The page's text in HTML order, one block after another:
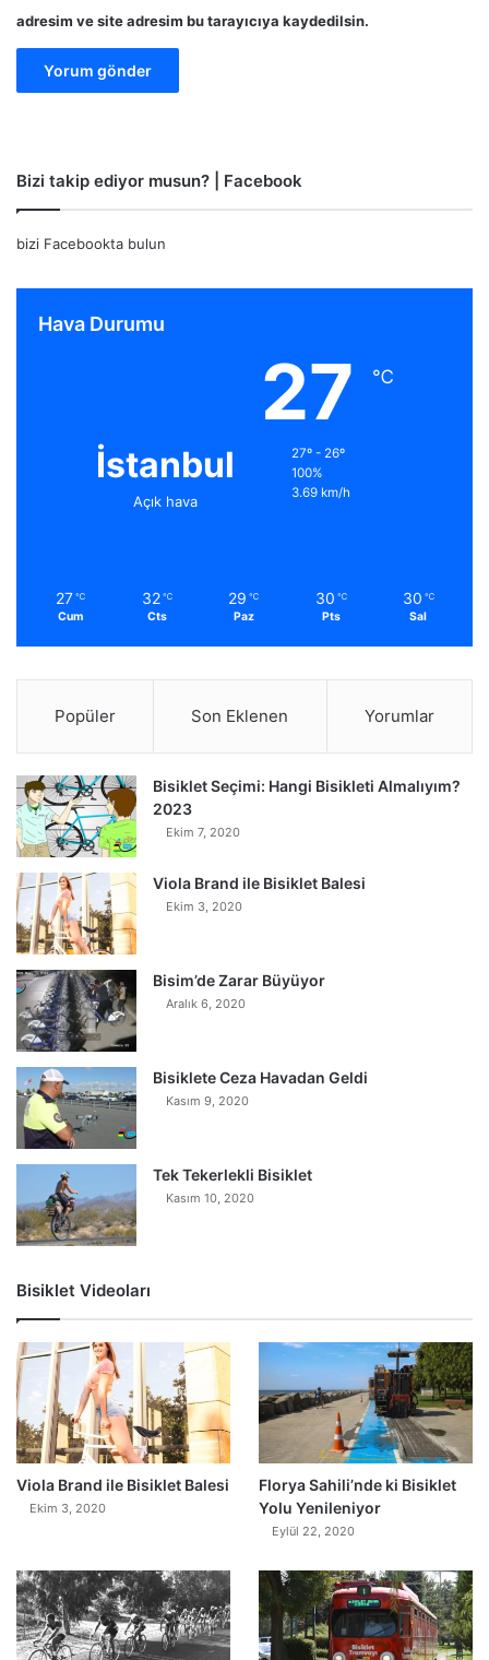
adresim ve site adresim bu tarayıcıya kaydedilsin.
Bizi takip ediyor musun? | Facebook
bizi Facebookta bulun
Hava Durumu
İstanbul
Açık hava
27 ℃
27º - 26º
100%
3.69 km/h
27 ℃
Cum
32 ℃
Cts
29 ℃
Paz
30 ℃
Pts
30 ℃
Sal
Popüler Son Eklenen Yorumlar
Bisiklet Seçimi: Hangi Bisikleti Almalıyım?
2023
Ekim 7, 2020
Viola Brand ile Bisiklet Balesi
Ekim 3, 2020
Bisim’de Zarar Büyüyor
Aralık 6, 2020
Bisiklete Ceza Havadan Geldi
Kasım 9, 2020
Tek Tekerlekli Bisiklet
Kasım 10, 2020
Bisiklet Videoları
Viola Brand ile Bisiklet Balesi
Ekim 3, 2020
0
Florya Sahili’nde ki Bisiklet
Yolu Yenileniyor
Eylül 22, 2020